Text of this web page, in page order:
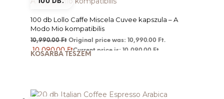
100 db Lollo Caffe Miscela Cuvee kapszula – A
Modo Mio kompatibilis
10,990.00Ft Original price was: 10,990.00 Ft.
10,090.00FtCurrent price is: 10,090.00 Ft.
KOSÁRBA TESZEM